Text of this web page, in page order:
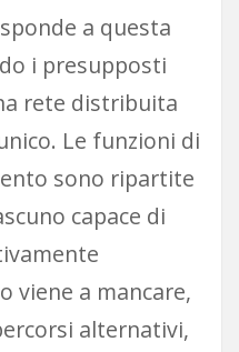
a questa
i presupposti
rete distribuita
Le funzioni di
sono ripartite
capace di
viene a mancare,
alternativi,